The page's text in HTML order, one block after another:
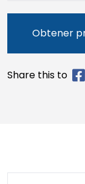
Obtener